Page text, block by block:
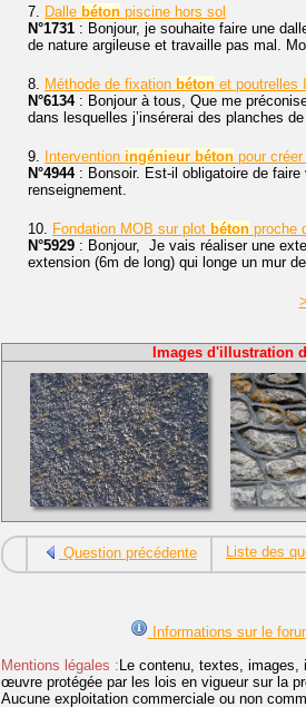
7. Dalle béton piscine hors sol
N°1731 : Bonjour, je souhaite faire une
de nature argileuse et travaille pas mal.
8. Méthode de fixation béton et poutrelles
N°6134: Bonjour à tous, Que me
dans lesquelles j’insérerai des planches
9. Intervention ingénieur béton pour
N°4944: Bonsoir. Est-il obligatoire de faire
renseignement.
10. Fondation MOB sur plot béton proche
N°5929 : Bonjour, Je vais réaliser une
extension (6m de long) qui longe un mur
Images d'illustration
Question précédente Liste des
Informations sur le
Mentions légales : Le contenu, textes,
œuvre protégée par les lois en vigueur sur la
Aucune exploitation commerciale ou non